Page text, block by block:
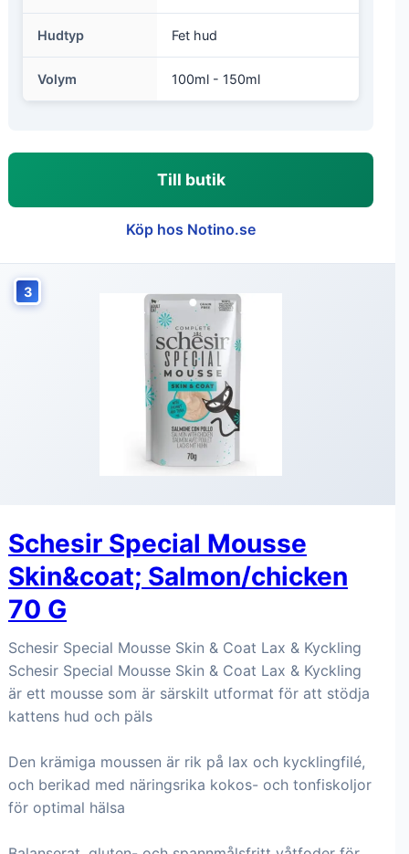
Hudtyp Fet hud
Volym 100ml - 150ml
Till butik
Köp hos Notino.se
3
Schesir Special Mousse
Skin&coat; Salmon/chicken
70 G
Schesir Special Mousse Skin & Coat Lax & Kyckling
Schesir Special Mousse Skin & Coat Lax & Kyckling
är ett mousse som är särskilt utformat för att stödja
kattens hud och päls
Den krämiga moussen är rik på lax och kycklingfilé,
och berikad med näringsrika kokos- och tonfiskoljor
för optimal hälsa